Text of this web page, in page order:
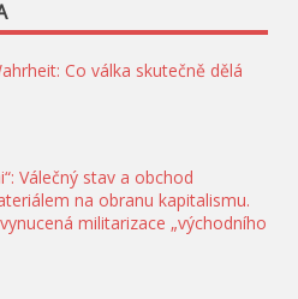
Co válka skutečně dělá
Válečný stav a obchod
na obranu kapitalismu.
militarizace „východního